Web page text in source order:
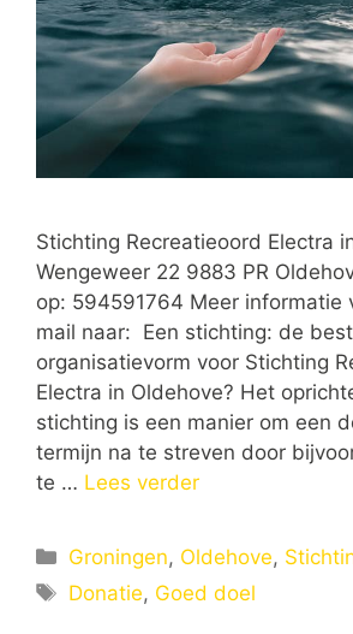
Stichting Recreatieoord Electra
Wengeweer 22 9883 PR
op: 594591764 Meer informatie
mail naar: Een stichting: de
organisatievorm voor Stichting
Electra in Oldehove? Het
stichting is een manier om een
termijn na te streven door
te … Lees verder
Categorieën
Groningen, Oldehove,
Tags
Donatie, Goed doel